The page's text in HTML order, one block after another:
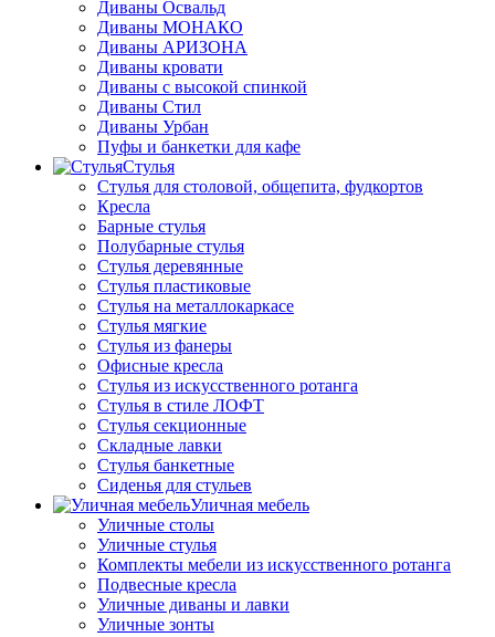
Диваны Освальд
Диваны МОНАКО
Диваны АРИЗОНА
Диваны кровати
Диваны с высокой спинкой
Диваны Стил
Диваны Урбан
Пуфы и банкетки для кафе
Стулья
Стулья для столовой, общепита, фудкортов
Кресла
Барные стулья
Полубарные стулья
Стулья деревянные
Стулья пластиковые
Стулья на металлокаркасе
Стулья мягкие
Стулья из фанеры
Офисные кресла
Стулья из искусственного ротанга
Стулья в стиле ЛОФТ
Стулья секционные
Складные лавки
Стулья банкетные
Сиденья для стульев
Уличная мебель
Уличные столы
Уличные стулья
Комплекты мебели из искусственного ротанга
Подвесные кресла
Уличные диваны и лавки
Уличные зонты